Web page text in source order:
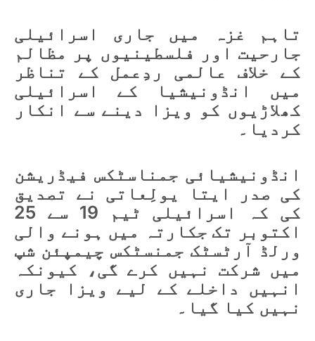
تاہم غزہ میں جاری اسرائیلی
جارحیت اور فلسطینیوں پر مظالم
کے خلاف عالمی ردِعمل کے تناظر
میں انڈونیشیا کے اسرائیلی
کھلاڑیوں کو ویزا دینے سے انکار
کردیا۔
انڈونیشیائی جمناسٹکس فیڈریشن
کی صدر ایتا یولِعاتی نے تصدیق
کی کہ اسرائیلی ٹیم 19 سے 25
اکتوبر تک جکارتہ میں ہونے والی
ورلڈ آرٹسٹک جمنسٹکس چیمپئن شپ
میں شرکت نہیں کرے گی، کیونکہ
انہیں داخلے کے لیے ویزا جاری
نہیں کیا گیا۔